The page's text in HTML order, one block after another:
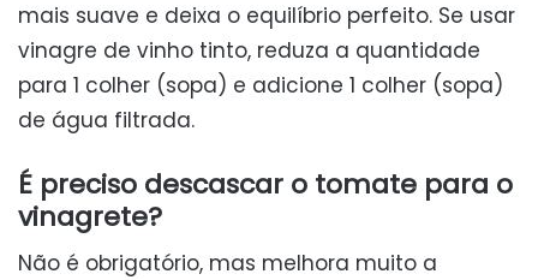
mais suave e deixa o equilíbrio perfeito. Se usar
vinagre de vinho tinto, reduza a quantidade
para 1 colher (sopa) e adicione 1 colher (sopa)
de água filtrada.
É preciso descascar o tomate para o
vinagrete?
Não é obrigatório, mas melhora muito a